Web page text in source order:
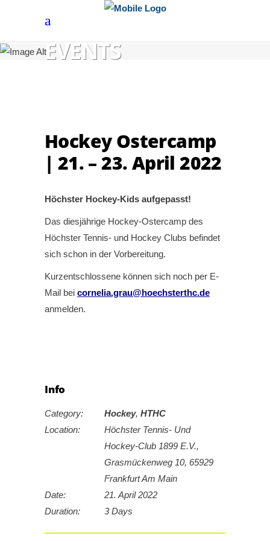
EVENTS
Hockey Ostercamp
| 21. – 23. April 2022
Höchster Hockey-Kids aufgepasst!
Das diesjährige Hockey-Ostercamp des
Höchster Tennis- und Hockey Clubs befindet
sich schon in der Vorbereitung.
Kurzentschlossene können sich noch per E-
Mail bei cornelia.grau@hoechsterthc.de
anmelden.
Info
Category: Hockey, HTHC
Location:
Höchster Tennis- Und
Hockey-Club 1899 E.V.,
Grasmückenweg 10, 65929
Frankfurt Am Main
Date:
21. April 2022
Duration:
3 Days